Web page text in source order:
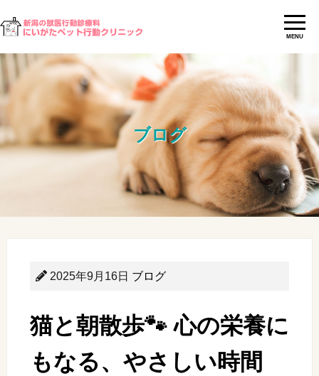
MENU
ブログ
2025年9月16日 ブログ
猫と朝散歩🐾 心の栄養に
もなる、やさしい時間